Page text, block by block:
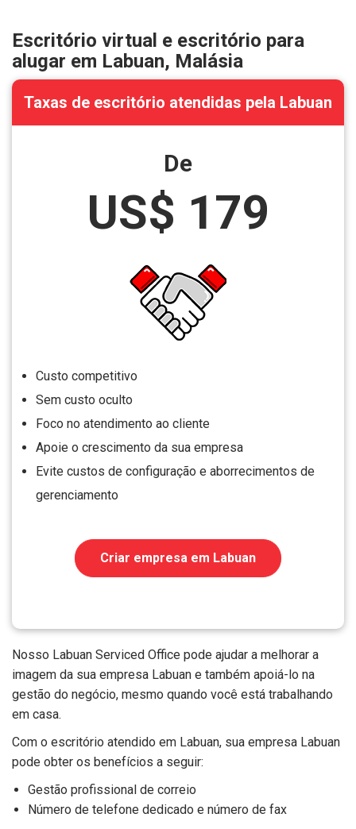
Escritório virtual e escritório para
alugar em Labuan, Malásia
Taxas de escritório atendidas pela Labuan
De
US$ 179
Custo competitivo
Sem custo oculto
Foco no atendimento ao cliente
Apoie o crescimento da sua empresa
Evite custos de configuração e aborrecimentos de
gerenciamento
Criar empresa em Labuan
Nosso Labuan Serviced Office pode ajudar a melhorar a
imagem da sua empresa Labuan e também apoiá-lo na
gestão do negócio, mesmo quando você está trabalhando
em casa.
Com o escritório atendido em Labuan, sua empresa Labuan
pode obter os benefícios a seguir:
Gestão profissional de correio
Número de telefone dedicado e número de fax